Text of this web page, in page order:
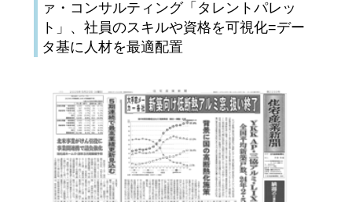
ァ・コンサルティング「タレントパレッ
ト」、社員のスキルや資格を可視化=デー
タ基に人材を最適配置